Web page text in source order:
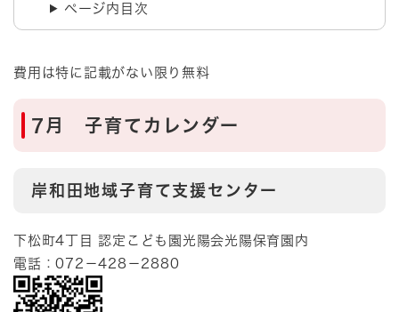
ページ内目次
​費用は特に記載がない限り無料
​7月 子育てカレンダー
岸和田地域子育て支援センター
下松町4丁目 認定こども園光陽会光陽保育園内
電話：072－428－2880